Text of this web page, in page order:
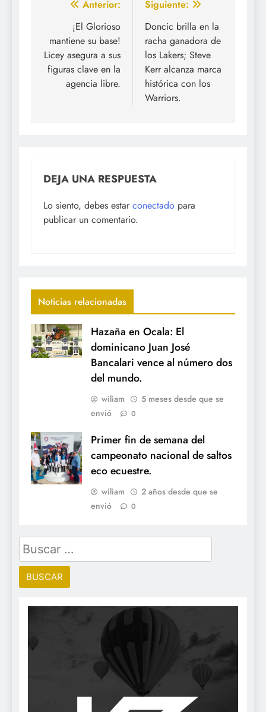
Navegación
entradas
Anterior:
¡El Glorioso
mantiene su base!
Licey asegura a sus
figuras clave en la
agencia libre.
Siguiente:
Doncic brilla en la
racha ganadora de
los Lakers; Steve
Kerr alcanza marca
histórica con los
Warriors.
DEJA UNA RESPUESTA
Lo siento, debes estar conectado para
publicar un comentario.
Noticias relacionadas
Hazaña en Ocala: El
dominicano Juan José
Bancalari vence al número dos
del mundo.
wiliam
5 meses desde que se
envió
0
Primer fin de semana del
campeonato nacional de saltos
eco ecuestre.
wiliam
2 años desde que se
envió
0
Buscar: